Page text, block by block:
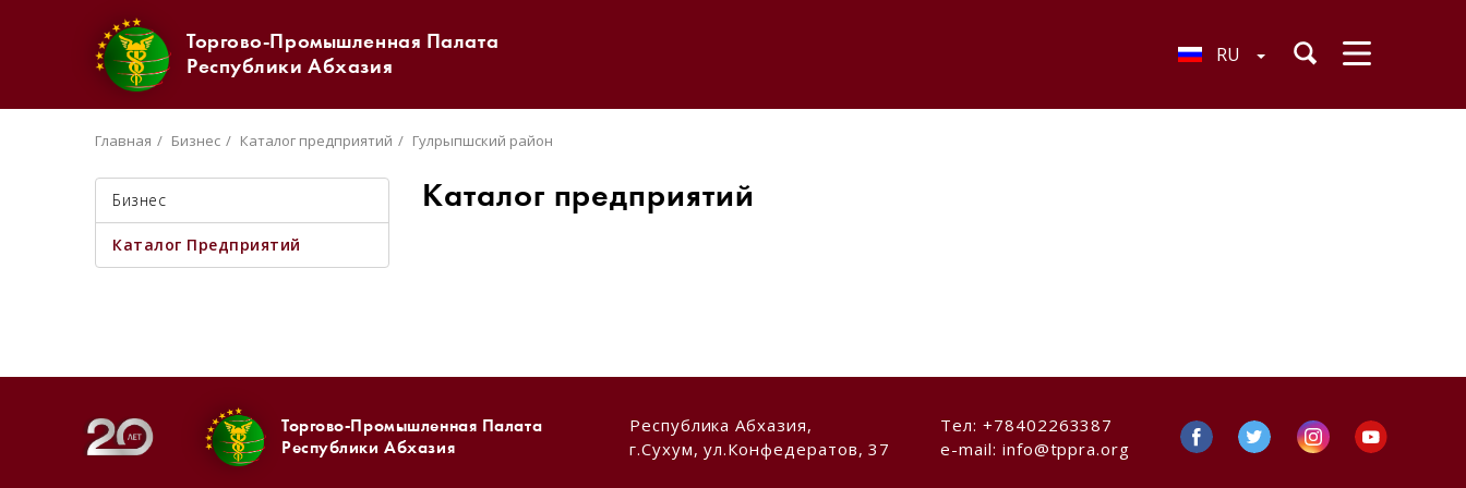
Торгово-Промышленная Палата
Республики Абхазия
RU
Главная Бизнес Каталог предприятий Гулрыпшский район
Бизнес
Каталог Предприятий
Каталог предприятий
Торгово-Промышленная Палата
Республики Абхазия
Республика Абхазия,
г.Сухум, ул.Конфедератов, 37
Тел: +78402263387
e-mail: info@tppra.org